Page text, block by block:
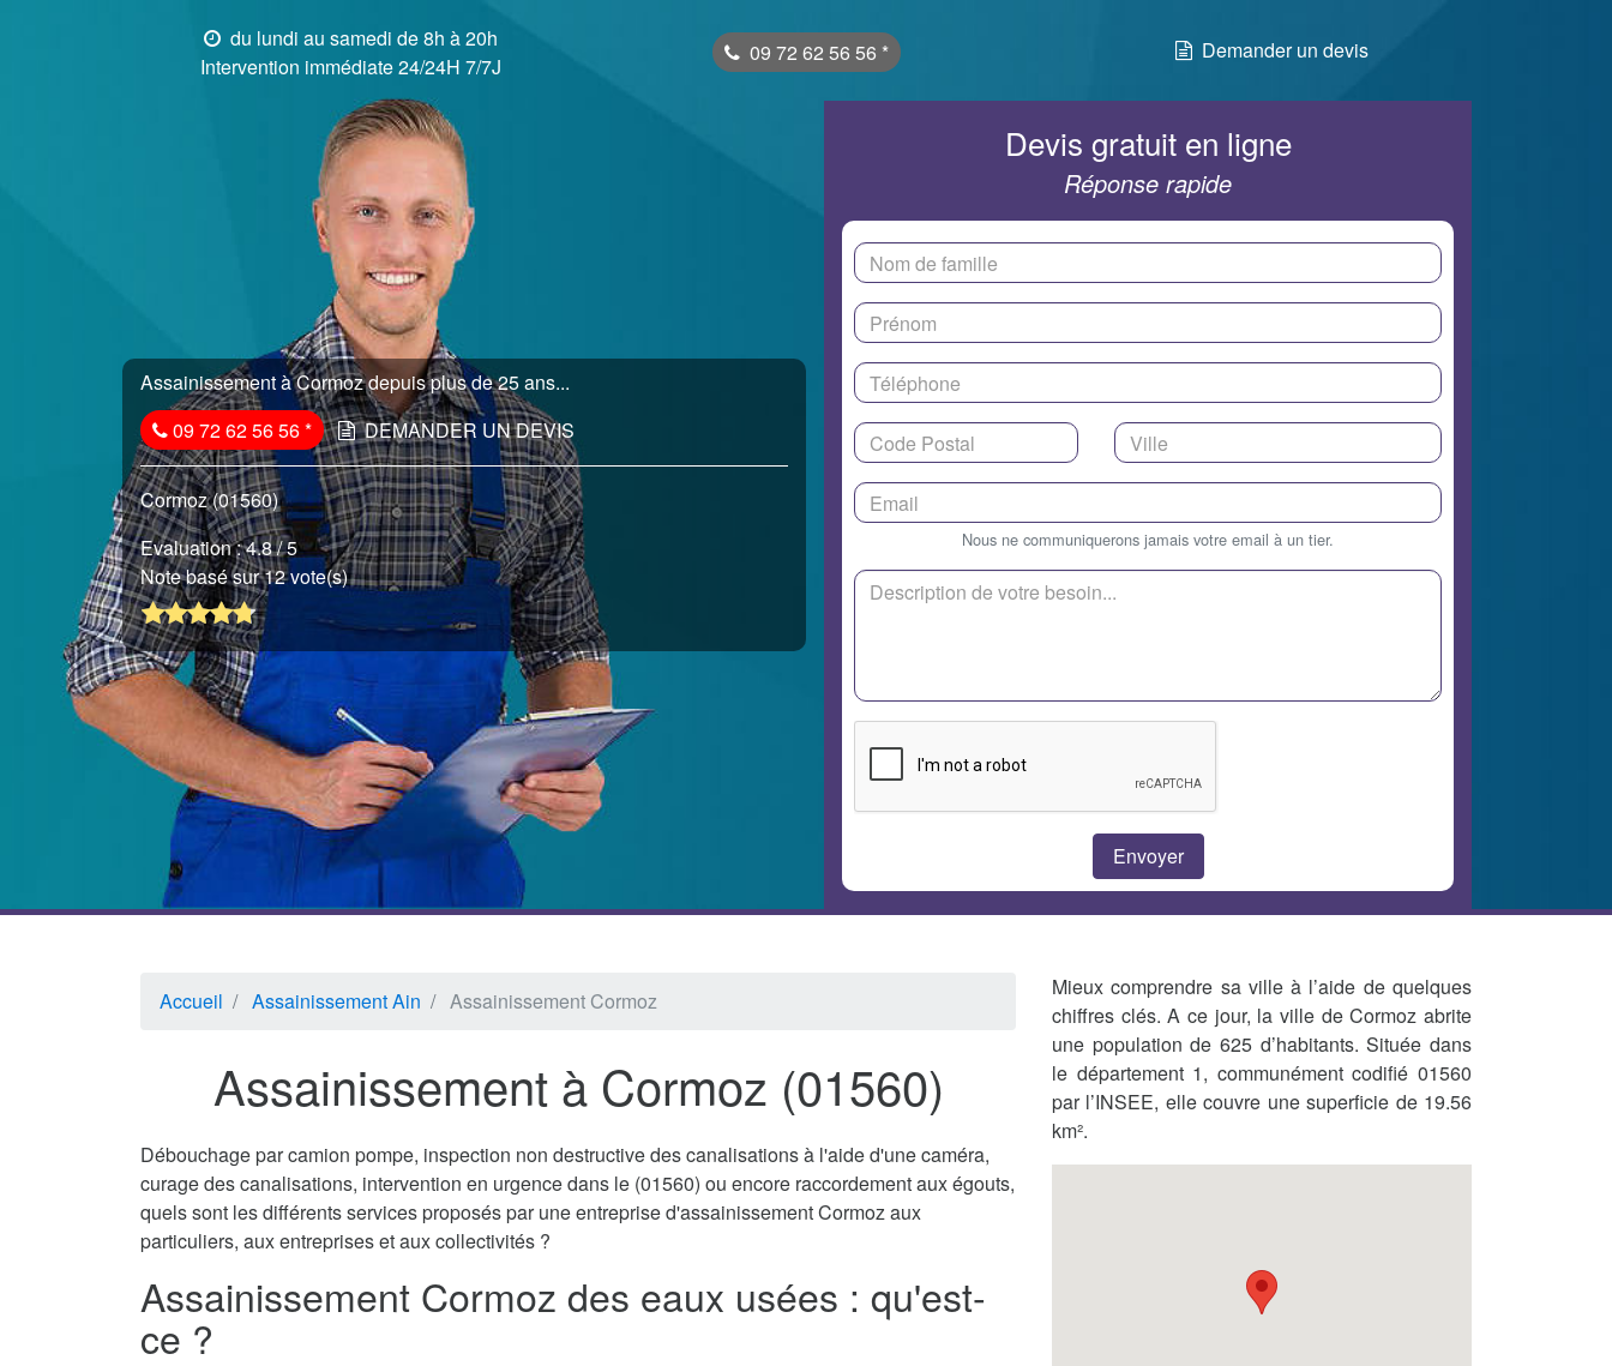
du lundi au samedi de 8h à 20h
Intervention immédiate 24/24H 7/7J
09 72 62 56 56 * Demander un devis
Assainissement à Cormoz depuis plus de 25 ans...
09 72 62 56 56* DEMANDER UN DEVIS
Cormoz (01560)
Evaluation :4.8/ 5
Note basé sur 12 vote(s)
Devis gratuit en ligne
Réponse rapide
Nous ne communiquerons jamais votre email à un tier.
Accueil Assainissement Ain Assainissement Cormoz
Assainissement à Cormoz (01560)
Débouchage par camion pompe, inspection non destructive des canalisations à l'aide d'une caméra,
curage des canalisations, intervention en urgence dans le (01560) ou encore raccordement aux égouts,
quels sont les différents services proposés par une entreprise d'assainissement Cormoz aux
particuliers, aux entreprises et aux collectivités ?
Assainissement Cormoz des eaux usées : qu'est-
ce ?
Mieux comprendre sa ville à l’aide de quelques
chiffres clés. A ce jour, la ville de Cormoz abrite
une population de 625 d’habitants. Située dans
le département 1, communément codifié 01560
par l’INSEE, elle couvre une superficie de 19.56
km².